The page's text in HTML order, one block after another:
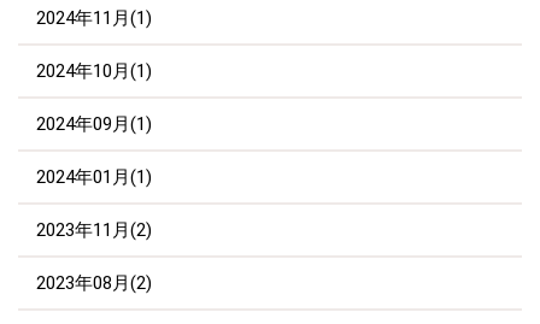
2024年11月(1)
2024年10月(1)
2024年09月(1)
2024年01月(1)
2023年11月(2)
2023年08月(2)